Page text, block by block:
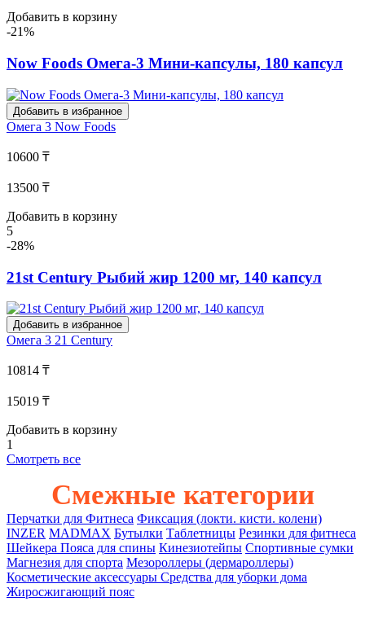
Добавить в корзину
-21%
Now Foods Омега-3 Мини-капсулы, 180 капсул
Добавить в избранное
Омега 3 Now Foods
10600 ₸
13500 ₸
Добавить в корзину
5
-28%
21st Century Рыбий жир 1200 мг, 140 капсул
Добавить в избранное
Омега 3 21 Century
10814 ₸
15019 ₸
Добавить в корзину
1
Смотреть все
Смежные категории
Перчатки для Фитнеса Фиксация (локти. кисти. колени)
INZER MADMAX Бутылки Таблетницы Резинки для фитнеса
Шейкера Пояса для спины Кинезиотейпы Спортивные сумки
Магнезия для спорта Мезороллеры (дермароллеры)
Косметические аксессуары Средства для уборки дома
Жиросжигающий пояс